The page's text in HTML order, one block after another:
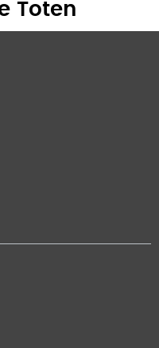
Toten